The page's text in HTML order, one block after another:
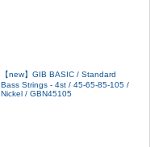
【new】GIB BASIC / Standard
Bass Strings - 4st / 45-65-85-105 /
Nickel / GBN45105